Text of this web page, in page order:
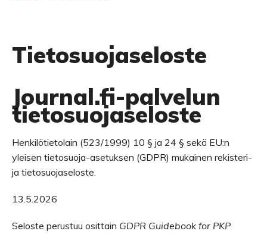
Tietosuojaseloste
Journal.fi-palvelun
tietosuojaseloste
Henkilötietolain (523/1999) 10 § ja 24 § sekä EU:n
yleisen tietosuoja-asetuksen (GDPR) mukainen rekisteri-
ja tietosuojaseloste.
13.5.2026
Seloste perustuu osittain GDPR Guidebook for PKP